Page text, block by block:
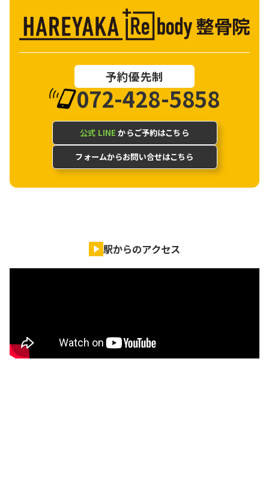
予約優先制
072-428-5858
公式 LINE からご予約はこちら
フォームからお問い合せはこちら
駅からのアクセス